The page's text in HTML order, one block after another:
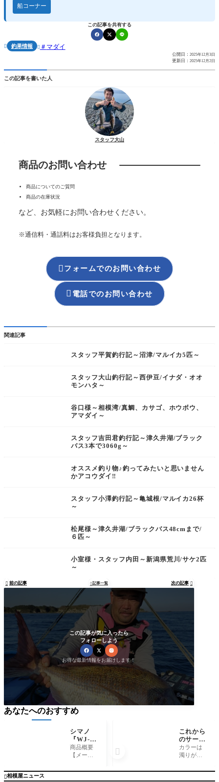
船コーナー
この記事を共有する
 釣果情報  マダイ
公開日： 2025年12月3日
更新日： 2025年12月2日
この記事を書いた人
スタッフ大山
商品のお問い合わせ
商品についてのご質問
商品の在庫状況
など、お気軽にお問い合わせください。
※通信料・通話料はお客様負担となります。
フォームでのお問い合わせ
 電話でのお問い合わせ
関連記事
スタッフ平賀釣行記～沼津/マルイカ5匹～
スタッフ大山釣行記～西伊豆/イナダ・オオ
モンハタ～
谷口様～相模湾/真鯛、カサゴ、ホウボウ、
アマダイ～
スタッフ吉田君釣行記～津久井湖/ブラック
バス3本で3060g～
オススメ釣り物♪釣ってみたいと思いません
かアコウダイ‼︎
スタッフ小澤釣行記～亀城根/マルイカ26杯
～
松尾様～津久井湖/ブラックバス48cmまで/
６匹～
小室様・スタッフ内田～新潟県荒川/サケ2匹
～
 前の記事 記事一覧 次の記事 
この記事が気に入ったら
フォローしよう
お得な最新情報をお届けします！
相模屋ニュース
あなたへのおすすめ
シマノ
『WJ-04
0X サン
プロテク
ジップア
商品概要
【メーカ
マノ 【商
これから
のサーフ
フィッシ
ングオス
ー紹介！
カラーは
濁りがあ
チャート
